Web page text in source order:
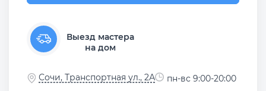
Выезд мастера
на дом
Сочи, Транспортная ул., 2А пн-вс 9:00-20:00